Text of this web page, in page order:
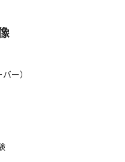
、エンジニアの希望を考慮
ンバーからの「運用・保守
に対し、金融機関や通信企
要件定義を任せたことがあ
ー）